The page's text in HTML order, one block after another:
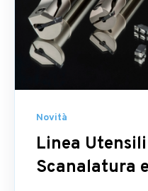
Novità
Linea
Scanalatura